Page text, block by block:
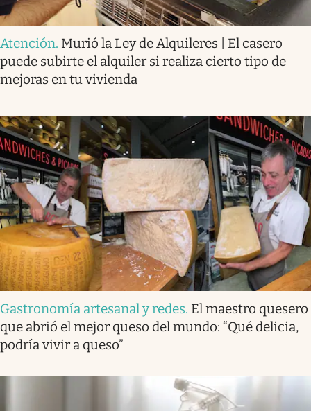
Atención. Murió la Ley de Alquileres | El casero
puede subirte el alquiler si realiza cierto tipo de
mejoras en tu vivienda
Gastronomía artesanal y redes. El maestro quesero
que abrió el mejor queso del mundo: “Qué delicia,
podría vivir a queso”